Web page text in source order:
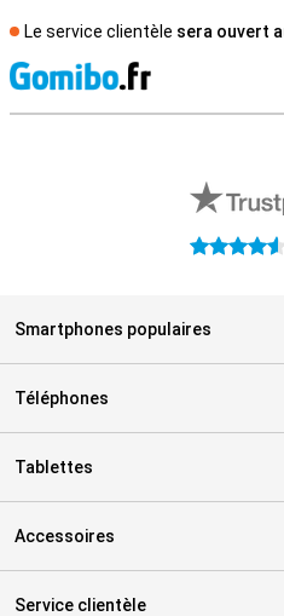
Le service clientèle sera ouvert
4.6 étoiles
Smartphones populaires
Téléphones
Tablettes
Accessoires
Service clientèle